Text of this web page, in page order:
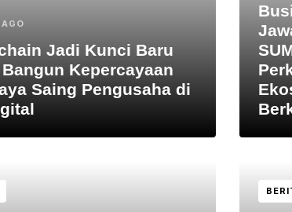
Jadi Kunci Baru
Kepercayaan
Saing Pengusaha di